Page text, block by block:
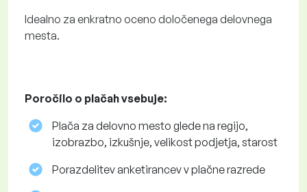
Idealno za enkratno oceno določenega delovnega
mesta.
Poročilo o plačah vsebuje:
Plača za delovno mesto glede na regijo,
izobrazbo, izkušnje, velikost podjetja, starost
Porazdelitev anketirancev v plačne razrede